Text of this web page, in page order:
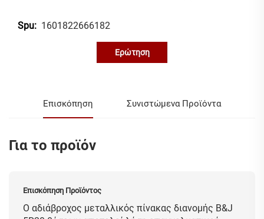
Spu: 1601822666182
Ερώτηση
Επισκόπηση Συνιστώμενα Προϊόντα
Για το προϊόν
Επισκόπηση Προϊόντος
Ο αδιάβροχος μεταλλικός πίνακας διανομής B&J